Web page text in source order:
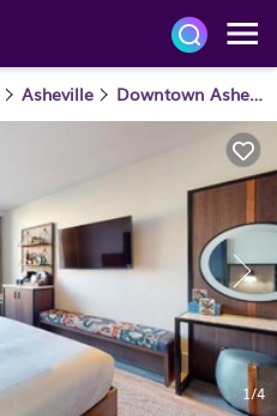
Asheville Downtown Asheville
1/4